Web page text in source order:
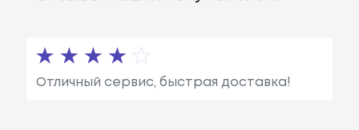
Отличный сервис, быстрая доставка!